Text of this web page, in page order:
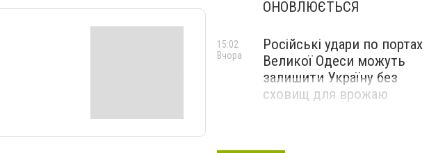
ОНОВЛЮЄТЬСЯ
Російські удари по портах
Великої Одеси можуть
залишити Україну без
сховищ для врожаю
15:02
Вчора